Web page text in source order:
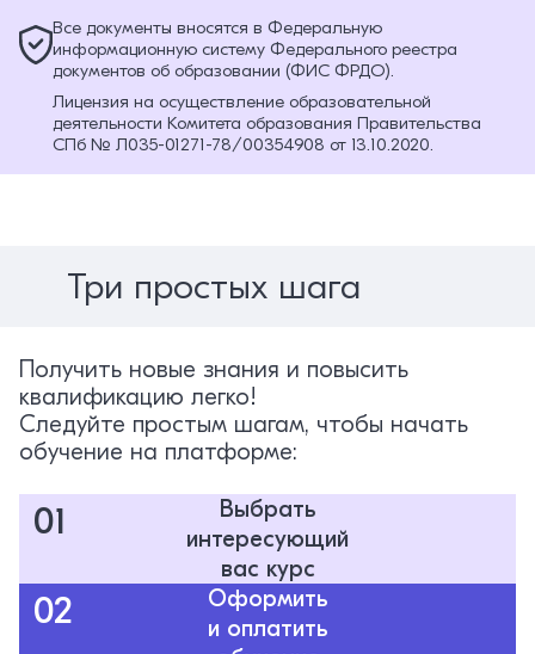
Все документы вносятся в Федеральную
информационную систему Федерального реестра
документов об образовании (ФИС ФРДО).
Лицензия на осуществление образовательной
деятельности Комитета образования Правительства
СПб № Л035-01271-78/00354908 от 13.10.2020.
Три простых шага
Получить новые знания и повысить
квалификацию легко!
Следуйте простым шагам, чтобы начать
обучение на платформе:
01
Выбрать
интересующий
вас курс
02
Оформить
и оплатить